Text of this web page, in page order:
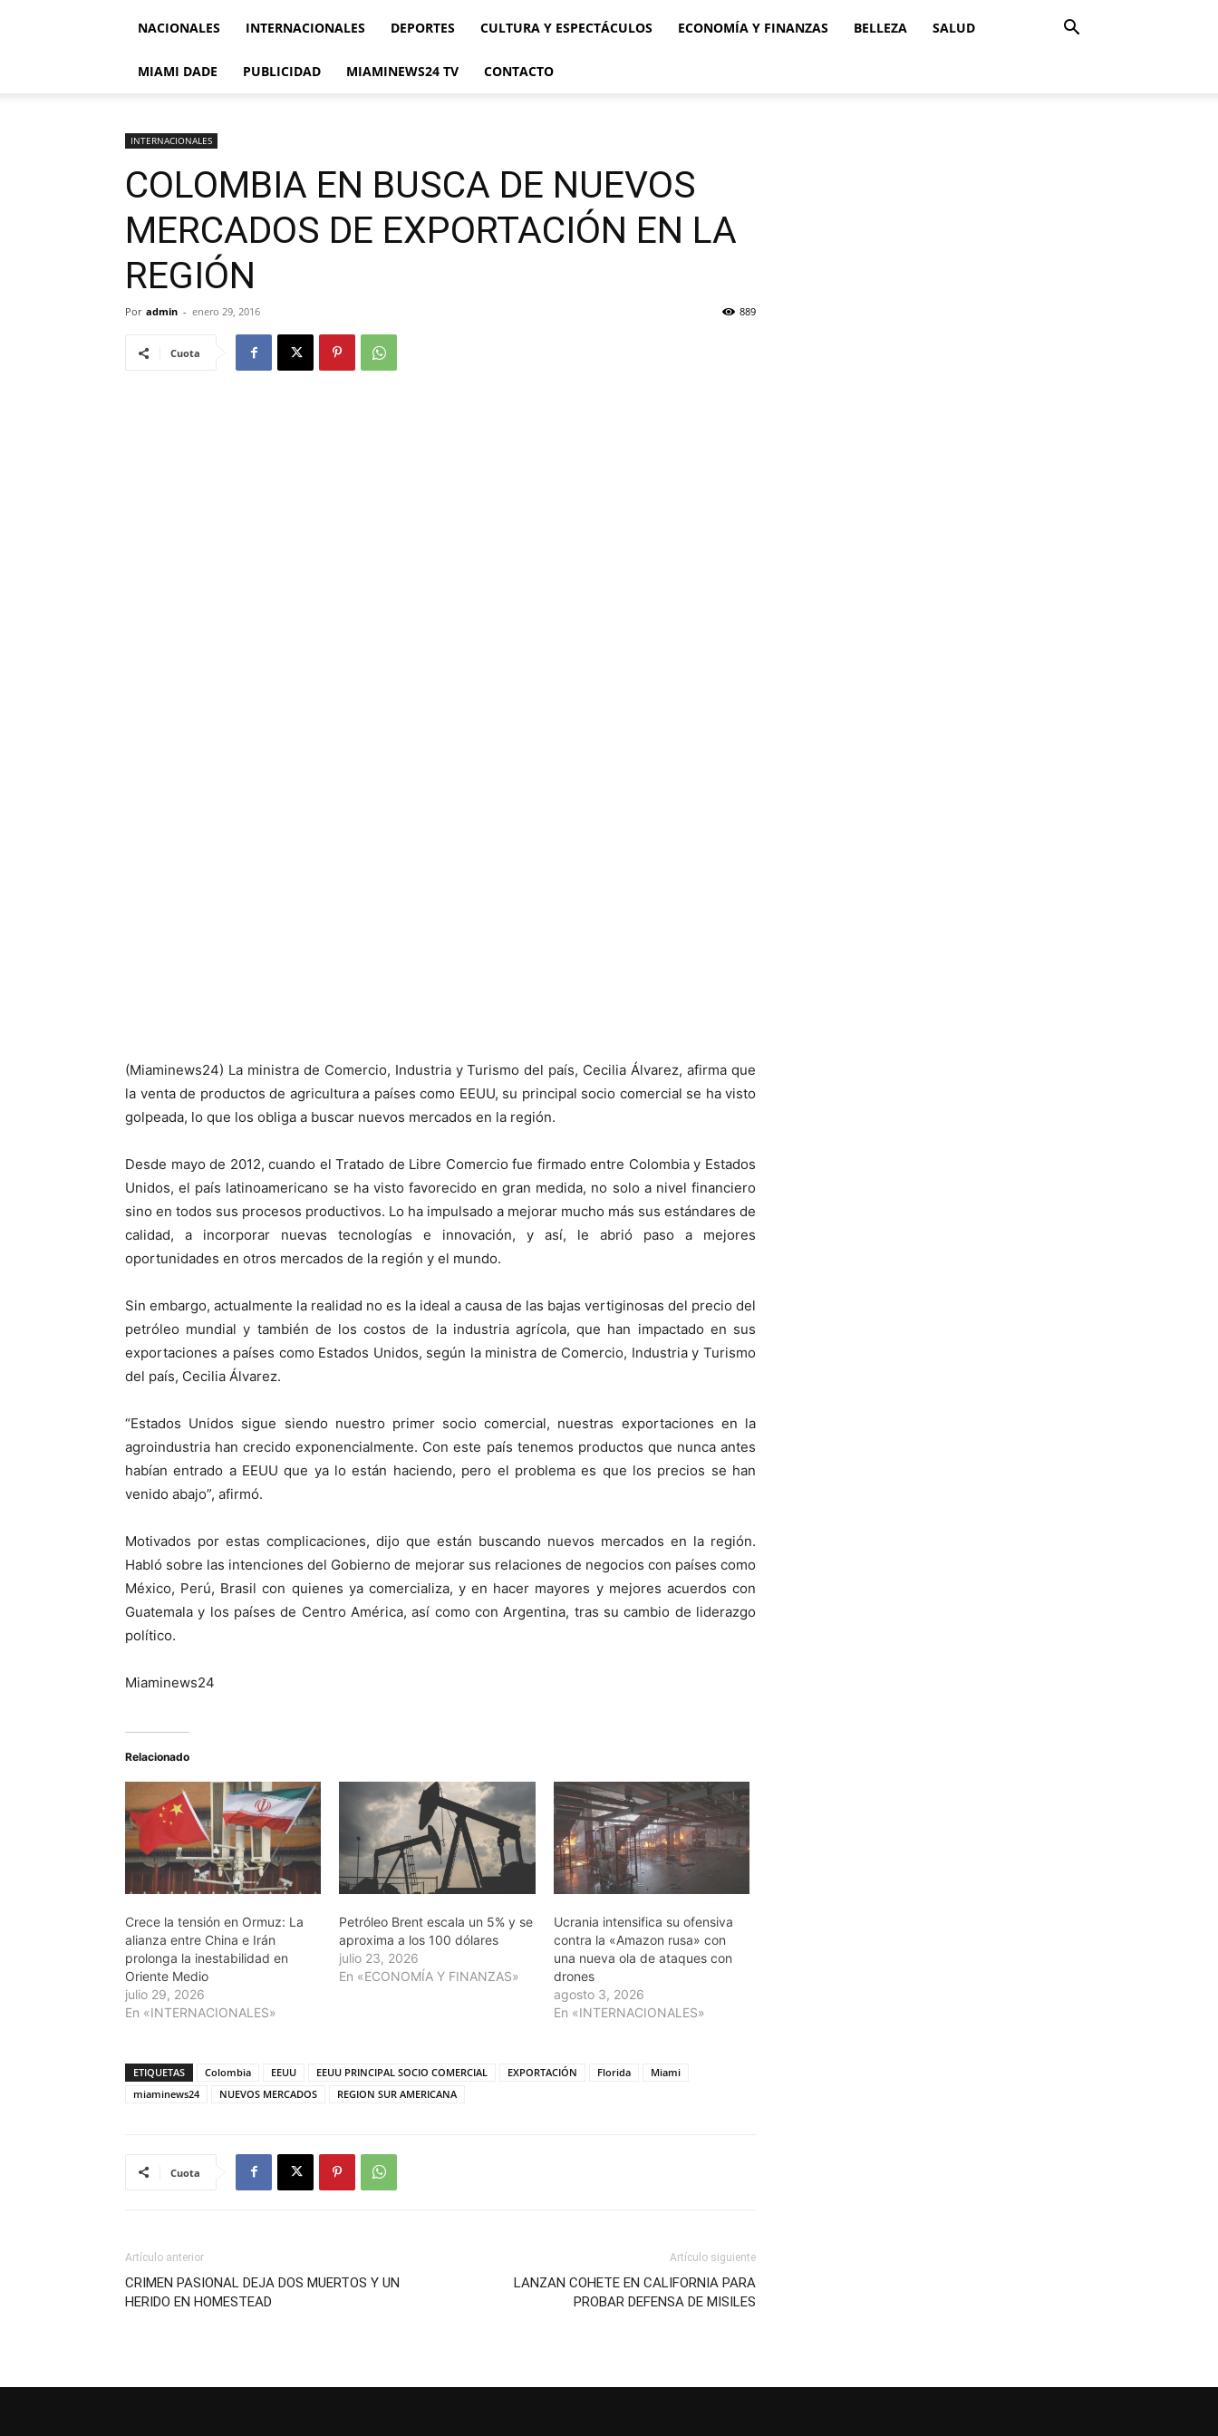
NACIONALES INTERNACIONALES DEPORTES CULTURA Y ESPECTÁCULOS ECONOMÍA Y FINANZAS BELLEZA SALUD
MIAMI DADE PUBLICIDAD MIAMINEWS24 TV CONTACTO
INTERNACIONALES
COLOMBIA EN BUSCA DE NUEVOS
MERCADOS DE EXPORTACIÓN EN LA
REGIÓN
Por admin - enero 29, 2016 889
Cuota
(Miaminews24) La ministra de Comercio, Industria y Turismo del país, Cecilia Álvarez, afirma que
la venta de productos de agricultura a países como EEUU, su principal socio comercial se ha visto
golpeada, lo que los obliga a buscar nuevos mercados en la región.
Desde mayo de 2012, cuando el Tratado de Libre Comercio fue firmado entre Colombia y Estados
Unidos, el país latinoamericano se ha visto favorecido en gran medida, no solo a nivel financiero
sino en todos sus procesos productivos. Lo ha impulsado a mejorar mucho más sus estándares de
calidad, a incorporar nuevas tecnologías e innovación, y así, le abrió paso a mejores
oportunidades en otros mercados de la región y el mundo.
Sin embargo, actualmente la realidad no es la ideal a causa de las bajas vertiginosas del precio del
petróleo mundial y también de los costos de la industria agrícola, que han impactado en sus
exportaciones a países como Estados Unidos, según la ministra de Comercio, Industria y Turismo
del país, Cecilia Álvarez.
“Estados Unidos sigue siendo nuestro primer socio comercial, nuestras exportaciones en la
agroindustria han crecido exponencialmente. Con este país tenemos productos que nunca antes
habían entrado a EEUU que ya lo están haciendo, pero el problema es que los precios se han
venido abajo”, afirmó.
Motivados por estas complicaciones, dijo que están buscando nuevos mercados en la región.
Habló sobre las intenciones del Gobierno de mejorar sus relaciones de negocios con países como
México, Perú, Brasil con quienes ya comercializa, y en hacer mayores y mejores acuerdos con
Guatemala y los países de Centro América, así como con Argentina, tras su cambio de liderazgo
político.
Miaminews24
Relacionado
Crece la tensión en Ormuz: La
alianza entre China e Irán
prolonga la inestabilidad en
Oriente Medio
julio 29, 2026
En «INTERNACIONALES»
Petróleo Brent escala un 5% y se
aproxima a los 100 dólares
julio 23, 2026
En «ECONOMÍA Y FINANZAS»
Ucrania intensifica su ofensiva
contra la «Amazon rusa» con
una nueva ola de ataques con
drones
agosto 3, 2026
En «INTERNACIONALES»
ETIQUETAS Colombia EEUU EEUU PRINCIPAL SOCIO COMERCIAL EXPORTACIÓN Florida
Miami
miaminews24
NUEVOS MERCADOS REGION SUR AMERICANA
Cuota
Artículo anterior
CRIMEN PASIONAL DEJA DOS MUERTOS Y UN
HERIDO EN HOMESTEAD
Artículo siguiente
LANZAN COHETE EN CALIFORNIA PARA
PROBAR DEFENSA DE MISILES